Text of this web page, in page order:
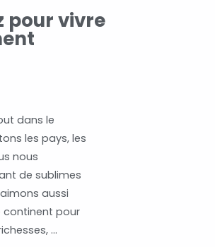
pour vivre
dans le
les pays, les
nous
de sublimes
aussi
continent pour
…